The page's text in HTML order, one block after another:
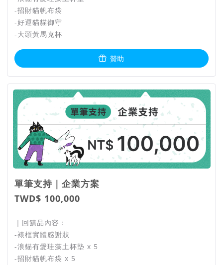
-招財貓帆布袋
-好運貓貓御守
-大頭黃馬克杯
贊助
單筆支持｜企業方案
TWD$ 100,000
｜回饋品內容：
-裱框實體感謝狀
-浪貓有愛珪藻土杯墊 x 5
-招財貓帆布袋 x 5